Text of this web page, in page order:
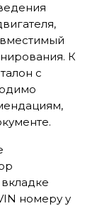
К
с
номеру у